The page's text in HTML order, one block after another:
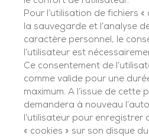
Pour l’utilisation de fichiers
la sauvegarde et l’analyse
caractère personnel, le
l’utilisateur est
Ce consentement de
comme valide pour une
maximum. A l’issue de cette
demandera à nouveau
l’utilisateur pour enregistrer
« cookies » sur son disque